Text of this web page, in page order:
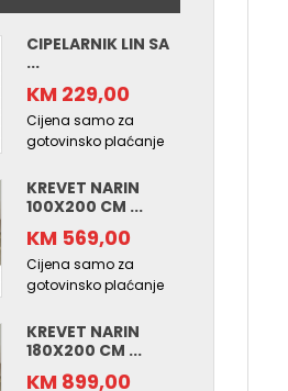
CIPELARNIK LIN SA
...
KM 229,00
Cijena samo za
gotovinsko plaćanje
KREVET NARIN
100X200 CM ...
KM 569,00
Cijena samo za
gotovinsko plaćanje
KREVET NARIN
180X200 CM ...
KM 899,00